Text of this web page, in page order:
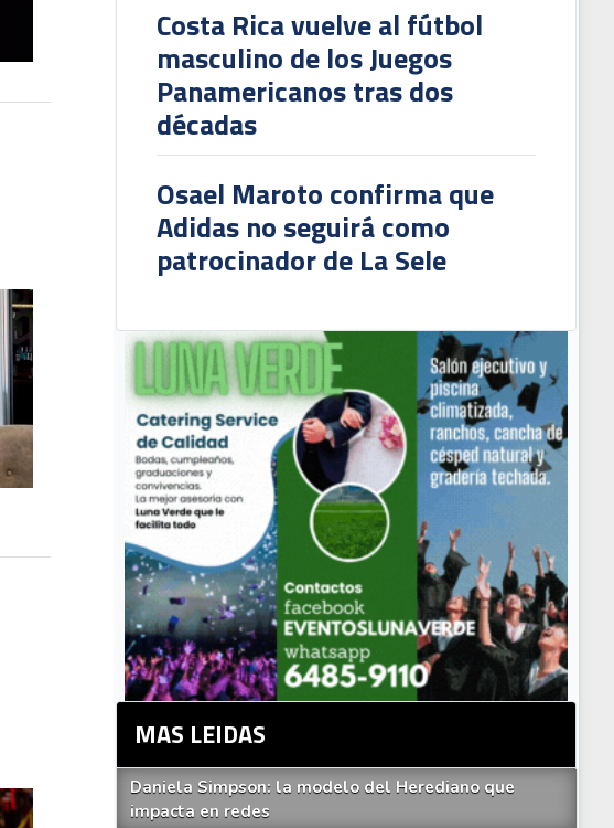
Costa Rica vuelve al fútbol
masculino de los Juegos
Panamericanos tras dos
décadas
Osael Maroto confirma que
Adidas no seguirá como
patrocinador de La Sele
MAS LEIDAS
Daniela Simpson: la modelo del Herediano que
impacta en redes